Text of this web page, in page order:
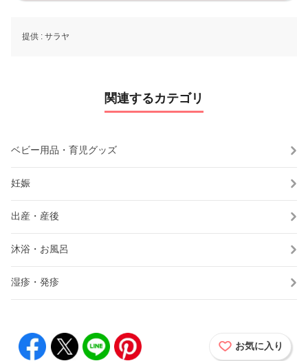
提供 : サラヤ
関連するカテゴリ
ベビー用品・育児グッズ
妊娠
出産・産後
沐浴・お風呂
湿疹・発疹
お気に入り